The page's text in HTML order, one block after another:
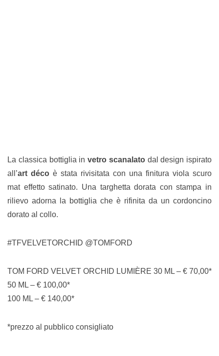
La classica bottiglia in vetro scanalatodal design ispirato
all’art déco è stata rivisitata con una finitura viola scuro
mat effetto satinato. Una targhetta dorata con stampa in
rilievo adorna la bottiglia che è rifinita da un cordoncino
dorato al collo.
#TFVELVETORCHID @TOMFORD
TOM FORD VELVET ORCHID LUMIÈRE 30 ML – € 70,00*
50 ML – € 100,00*
100 ML – € 140,00*
*prezzo al pubblico consigliato